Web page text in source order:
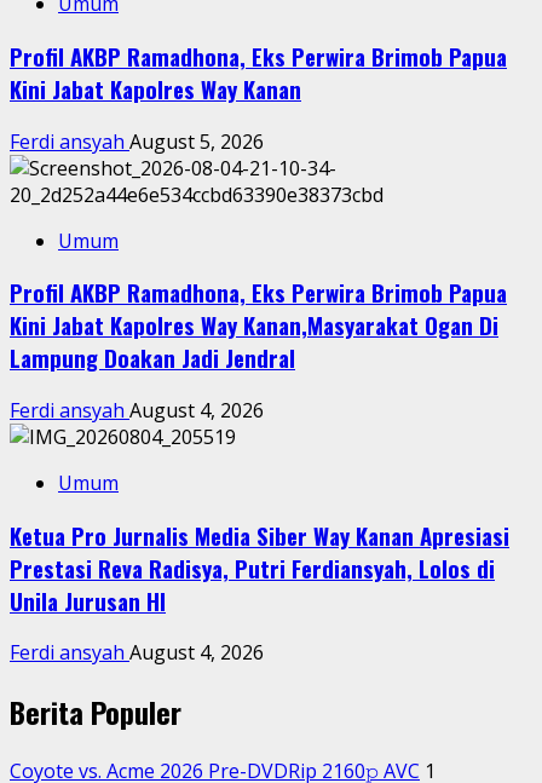
Profil AKBP Ramadhona, Eks Perwira Brimob Papua
Kini Jabat Kapolres Way Kanan
Ferdi ansyah August 5, 2026
Umum
Profil AKBP Ramadhona, Eks Perwira Brimob Papua
Kini Jabat Kapolres Way Kanan,Masyarakat Ogan Di
Lampung Doakan Jadi Jendral
Ferdi ansyah August 4, 2026
Umum
Ketua Pro Jurnalis Media Siber Way Kanan Apresiasi
Prestasi Reva Radisya, Putri Ferdiansyah, Lolos di
Unila Jurusan HI
Ferdi ansyah August 4, 2026
Berita Populer
Coyote vs. Acme 2026 Pre-DVDRip 2160𝚙 AVC 1